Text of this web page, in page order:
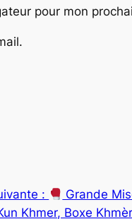
pour mon
:
Grande
Kun Khmer, Boxe